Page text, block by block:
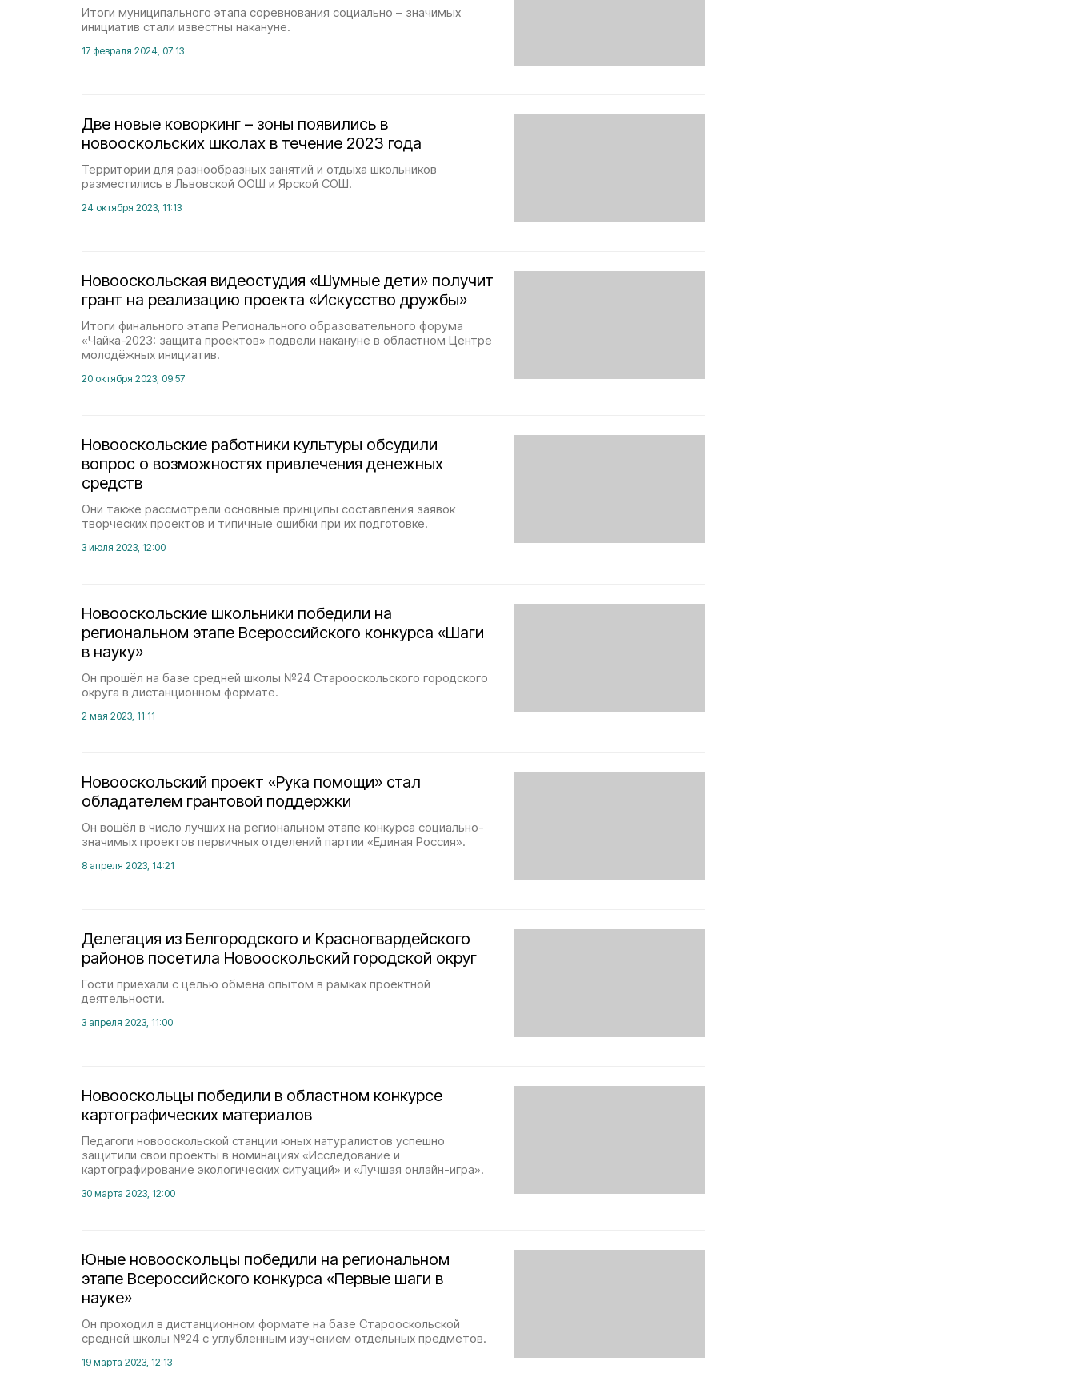
Итоги муниципального этапа соревнования социально – значимых
инициатив стали известны накануне.
17 февраля 2024, 07:13
Две новые коворкинг – зоны появились в
новооскольских школах в течение 2023 года
Территории для разнообразных занятий и отдыха школьников
разместились в Львовской ООШ и Ярской СОШ.
24 октября 2023, 11:13
Новооскольская видеостудия «Шумные дети» получит
грант на реализацию проекта «Искусство дружбы»
Итоги финального этапа Регионального образовательного форума
«Чайка-2023: защита проектов» подвели накануне в областном Центре
молодёжных инициатив.
20 октября 2023, 09:57
Новооскольские работники культуры обсудили
вопрос о возможностях привлечения денежных
средств
Они также рассмотрели основные принципы составления заявок
творческих проектов и типичные ошибки при их подготовке.
3 июля 2023, 12:00
Новооскольские школьники победили на
региональном этапе Всероссийского конкурса «Шаги
в науку»
Он прошёл на базе средней школы №24 Старооскольского городского
округа в дистанционном формате.
2 мая 2023, 11:11
Новооскольский проект «Рука помощи» стал
обладателем грантовой поддержки
Он вошёл в число лучших на региональном этапе конкурса социально-
значимых проектов первичных отделений партии «Единая Россия».
8 апреля 2023, 14:21
Делегация из Белгородского и Красногвардейского
районов посетила Новооскольский городской округ
Гости приехали с целью обмена опытом в рамках проектной
деятельности.
3 апреля 2023, 11:00
Новооскольцы победили в областном конкурсе
картографических материалов
Педагоги новооскольской станции юных натуралистов успешно
защитили свои проекты в номинациях «Исследование и
картографирование экологических ситуаций» и «Лучшая онлайн-игра».
30 марта 2023, 12:00
Юные новооскольцы победили на региональном
этапе Всероссийского конкурса «Первые шаги в
науке»
Он проходил в дистанционном формате на базе Старооскольской
средней школы №24 с углубленным изучением отдельных предметов.
19 марта 2023, 12:13